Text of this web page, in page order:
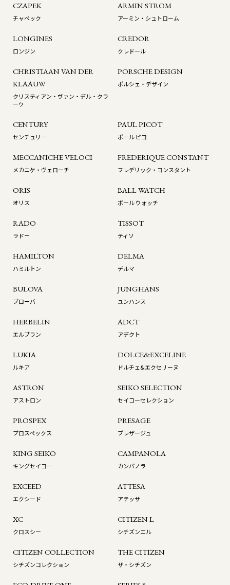
CZAPEK
チャペック
ARMIN STROM
アーミン・シュトローム
LONGINES
ロンジン
CREDOR
クレドール
CHRISTIAAN VAN DER
KLAAUW
クリスティアン・ヴァン・デル・クラ
ーウ
PORSCHE DESIGN
ポルシェ・デザイン
CENTURY
センチュリー
PAUL PICOT
ポール ピコ
MECCANICHE VELOCI
メカニケ・ヴェローチ
FREDERIQUE CONSTANT
フレデリック・コンスタント
ORIS
オリス
BALL WATCH
ボール ウォッチ
RADO
ラドー
TISSOT
ティソ
HAMILTON
ハミルトン
DELMA
デルマ
BULOVA
ブローバ
JUNGHANS
ユンハンス
HERBELIN
エルブラン
ADCT
アデクト
LUKIA
ルキア
DOLCE&EXCELINE
ドルチェ&エクセリーヌ
ASTRON
アストロン
SEIKO SELECTION
セイコーセレクション
PROSPEX
プロスペックス
PRESAGE
プレザージュ
KING SEIKO
キングセイコー
CAMPANOLA
カンパノラ
EXCEED
エクシード
ATTESA
アテッサ
XC
クロスシー
CITIZEN L
シチズンエル
CITIZEN COLLECTION
シチズンコレクション
THE CITIZEN
ザ・シチズン